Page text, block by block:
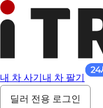
내 차 사기 내 차 팔기
딜러 전용 로그인